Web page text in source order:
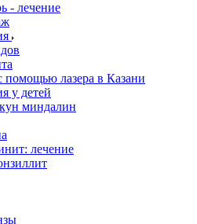
- лечение
помощью лазера в Казани
у детей
миндалин
лечение